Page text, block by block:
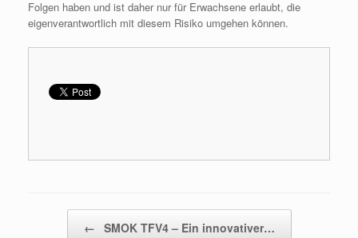
Folgen haben und ist daher nur für Erwachsene erlaubt, die
eigenverantwortlich mit diesem Risiko umgehen können.
← SMOK TFV4 – Ein innovativer…